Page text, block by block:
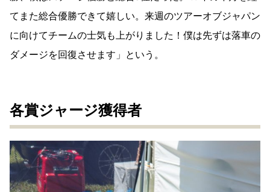
てまた総合優勝できて嬉しい。来週のツアーオブジャパン
に向けてチームの士気も上がりました！僕は先ずは落車の
ダメージを回復させます」という。
各賞ジャージ獲得者